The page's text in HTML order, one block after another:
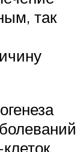
так